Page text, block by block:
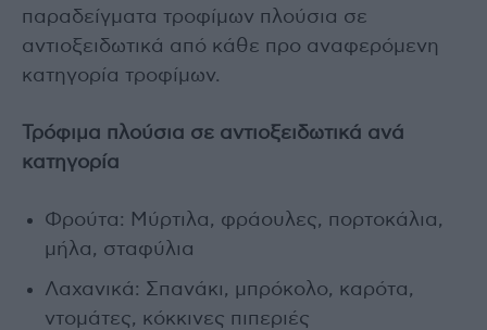
παραδείγματα τροφίμων πλούσια σε
αντιοξειδωτικά από κάθε προ αναφερόμενη
κατηγορία τροφίμων.
Τρόφιμα πλούσια σε αντιοξειδωτικά ανά
κατηγορία
Φρούτα: Μύρτιλα, φράουλες, πορτοκάλια,
μήλα, σταφύλια
Λαχανικά: Σπανάκι, μπρόκολο, καρότα,
ντομάτες, κόκκινες πιπεριές